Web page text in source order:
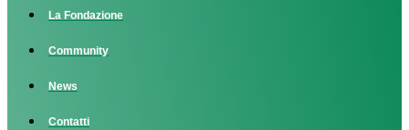
La Fondazione
Community
News
Contatti